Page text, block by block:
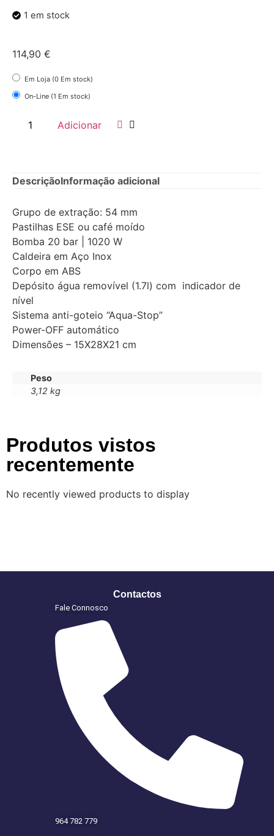
1 em stock
114,90 €
Em Loja (0 Em stock)
On-Line (1 Em stock)
Adicionar
DescriçãoInformação adicional
Grupo de extração: 54 mm
Pastilhas ESE ou café moído
Bomba 20 bar | 1020 W
Caldeira em Aço Inox
Corpo em ABS
Depósito água removível (1.7l) com indicador de
nível
Sistema anti-goteio “Aqua-Stop”
Power-OFF automático
Dimensões – 15X28X21 cm
Peso
3,12 kg
Produtos vistos
recentemente
No recently viewed products to display
Contactos
Fale Connosco
964 782 779